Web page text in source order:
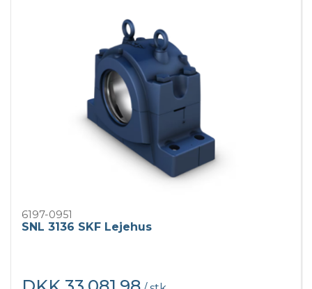
6197-0951
SNL 3136 SKF Lejehus